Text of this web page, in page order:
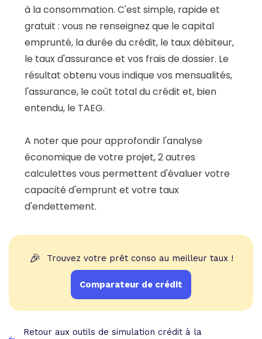
à la consommation. C'est simple, rapide et
gratuit : vous ne renseignez que le capital
emprunté, la durée du crédit, le taux débiteur,
le taux d'assurance et vos frais de dossier. Le
résultat obtenu vous indique vos mensualités,
l'assurance, le coût total du crédit et, bien
entendu, le TAEG.
A noter que pour approfondir l'analyse
économique de votre projet, 2 autres
calculettes vous permettent d'évaluer votre
capacité d'emprunt et votre taux
d'endettement.
🎉 Trouvez votre prêt conso au meilleur taux !
Comparateur de crédit
Retour aux outils de simulation crédit à la